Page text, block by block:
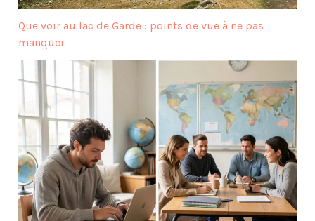
Que voir au lac de Garde : points de vue à ne pas
manquer